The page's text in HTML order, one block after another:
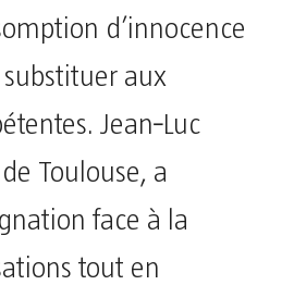
d’innocence
aux
Jean‑Luc
Toulouse, a
face à la
tout en